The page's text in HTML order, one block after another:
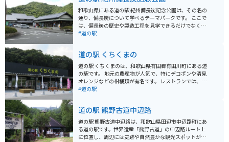
和歌山県にある道の駅 紀州備長炭記念公園は、その名の
通り、備長炭について学べるテーマパークです。 ここで
は、備長炭の歴史や製造工程を見学できるだけでなく、
実際に炭焼き体験をすることもできます。 また、道の駅
むこともできます。 バイクで訪れる場合、駐車場も広
く、休憩場所としても最適です。周辺には、熊野古道な
ど、風光明媚なツーリングスポットも点在しているの
で、拠点として利用するのもおすすめです。 道の駅 紀州
備長炭記念公園を訪れれば、備長炭について深く知るこ
#道の駅
道の駅 くちくまの
道の駅 くちくまのは、和歌山県有田郡有田川町にある道
の駅です。 地元の農産物が人気で、特にデコポンや清見
オレンジなどの柑橘類が有名です。 レストランでは、地
元産の食材を使った料理が楽しめます。 バイクで訪れる
在しています。 お土産には、地元産の果物を使ったジャ
ムやジュースもおすすめです。
#道の駅
道の駅 熊野古道中辺路
道の駅 熊野古道中辺路は、和歌山県田辺市中辺路町にあ
る道の駅です。世界遺産「熊野古道」の中辺路ルート上
に位置し、周辺には史跡や自然豊かな観光スポットが多